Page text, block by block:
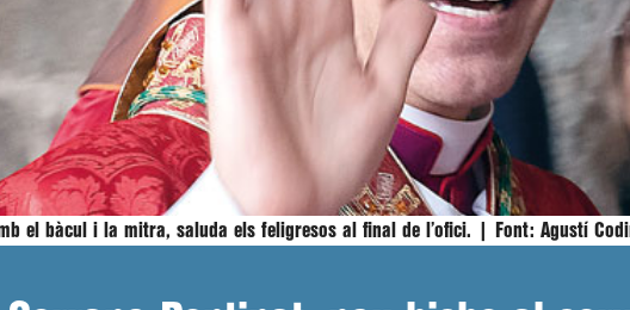
el bàcul i la mitra, saluda els feligresos al final de l’ofici. | Font: Agustí